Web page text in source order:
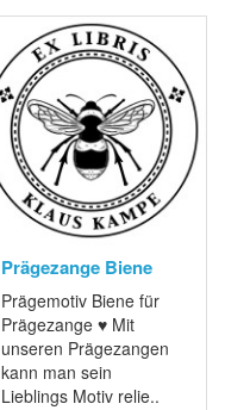
Prägezange Biene
Prägemotiv Biene für
Prägezange ♥ Mit
unseren Prägezangen
kann man sein
Lieblings Motiv relie..